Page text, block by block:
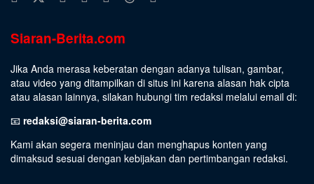
Siaran-Berita.com
Jika Anda merasa keberatan dengan adanya tulisan, gambar,
atau video yang ditampilkan di situs ini karena alasan hak cipta
atau alasan lainnya, silakan hubungi tim redaksi melalui email di:
📧 redaksi@siaran-berita.com
Kami akan segera meninjau dan menghapus konten yang
dimaksud sesuai dengan kebijakan dan pertimbangan redaksi.